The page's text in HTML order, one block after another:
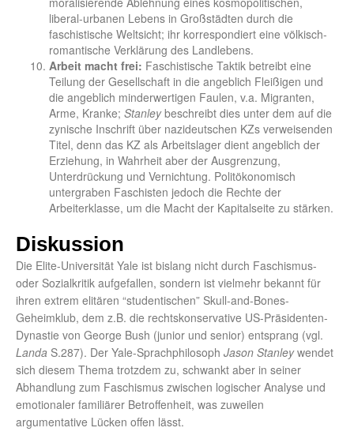
liberal-urbanen Lebens in Großstädten durch die
faschistische Weltsicht; ihr korrespondiert eine völkisch-
romantische Verklärung des Landlebens.
Arbeit macht frei: Faschistische Taktik betreibt eine
Teilung der Gesellschaft in die angeblich Fleißigen und
die angeblich minderwertigen Faulen, v.a. Migranten,
Arme, Kranke; Stanleybeschreibt dies unter dem auf die
zynische Inschrift über nazideutschen KZs verweisenden
Titel, denn das KZ als Arbeitslager dient angeblich der
Erziehung, in Wahrheit aber der Ausgrenzung,
Unterdrückung und Vernichtung. Politökonomisch
untergraben Faschisten jedoch die Rechte der
Arbeiterklasse, um die Macht der Kapitalseite zu stärken.
Diskussion
Die Elite-Universität Yale ist bislang nicht durch Faschismus-
oder Sozialkritik aufgefallen, sondern ist vielmehr bekannt für
ihren extrem elitären “studentischen” Skull-and-Bones-
Geheimklub, dem z.B. die rechtskonservative US-Präsidenten-
Dynastie von George Bush (junior und senior) entsprang (vgl.
Landa S.287). Der Yale-Sprachphilosoph Jason Stanleywendet
sich diesem Thema trotzdem zu, schwankt aber in seiner
Abhandlung zum Faschismus zwischen logischer Analyse und
emotionaler familiärer Betroffenheit, was zuweilen
argumentative Lücken offen lässt.